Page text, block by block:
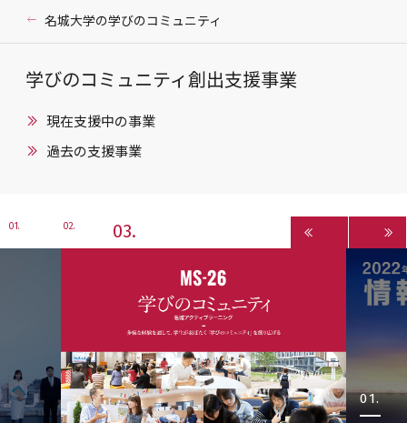
名城大学の学びのコミュニティ
学びのコミュニティ創出支援事業
現在支援中の事業
過去の支援事業
1 2 3